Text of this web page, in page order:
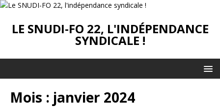
LE SNUDI-FO 22, L'INDÉPENDANCE
SYNDICALE !
Mois : janvier 2024